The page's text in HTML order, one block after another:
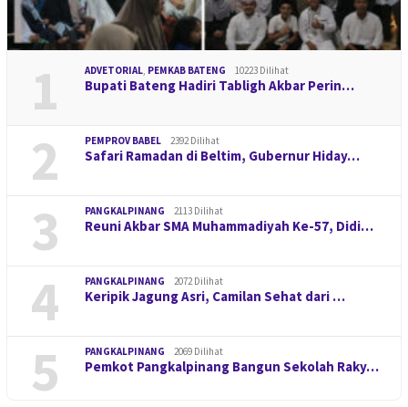
1 ADVETORIAL, PEMKAB BATENG 10223 Dilihat
Bupati Bateng Hadiri Tabligh Akbar Perin…
2 PEMPROV BABEL 2392 Dilihat
Safari Ramadan di Beltim, Gubernur Hiday…
3 PANGKALPINANG 2113 Dilihat
Reuni Akbar SMA Muhammadiyah Ke-57, Didi…
4 PANGKALPINANG 2072 Dilihat
Keripik Jagung Asri, Camilan Sehat dari …
5 PANGKALPINANG 2069 Dilihat
Pemkot Pangkalpinang Bangun Sekolah Raky…